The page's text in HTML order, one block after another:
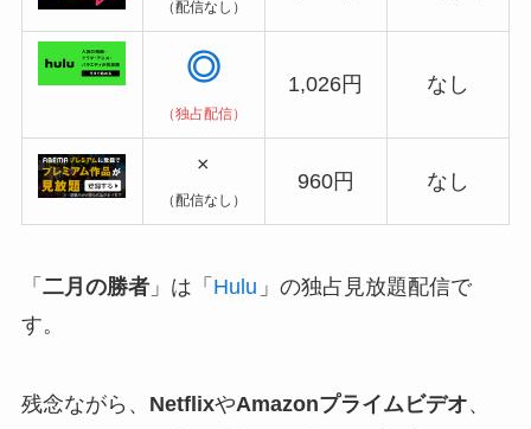
（配信なし）
◎
（独占配信）
1,026円 なし
×
（配信なし）
960円 なし
「 二月の勝者」は「 Hulu 」の独占見放題配信で
す。
残念ながら、 NetflixやAmazonプライムビデオ、